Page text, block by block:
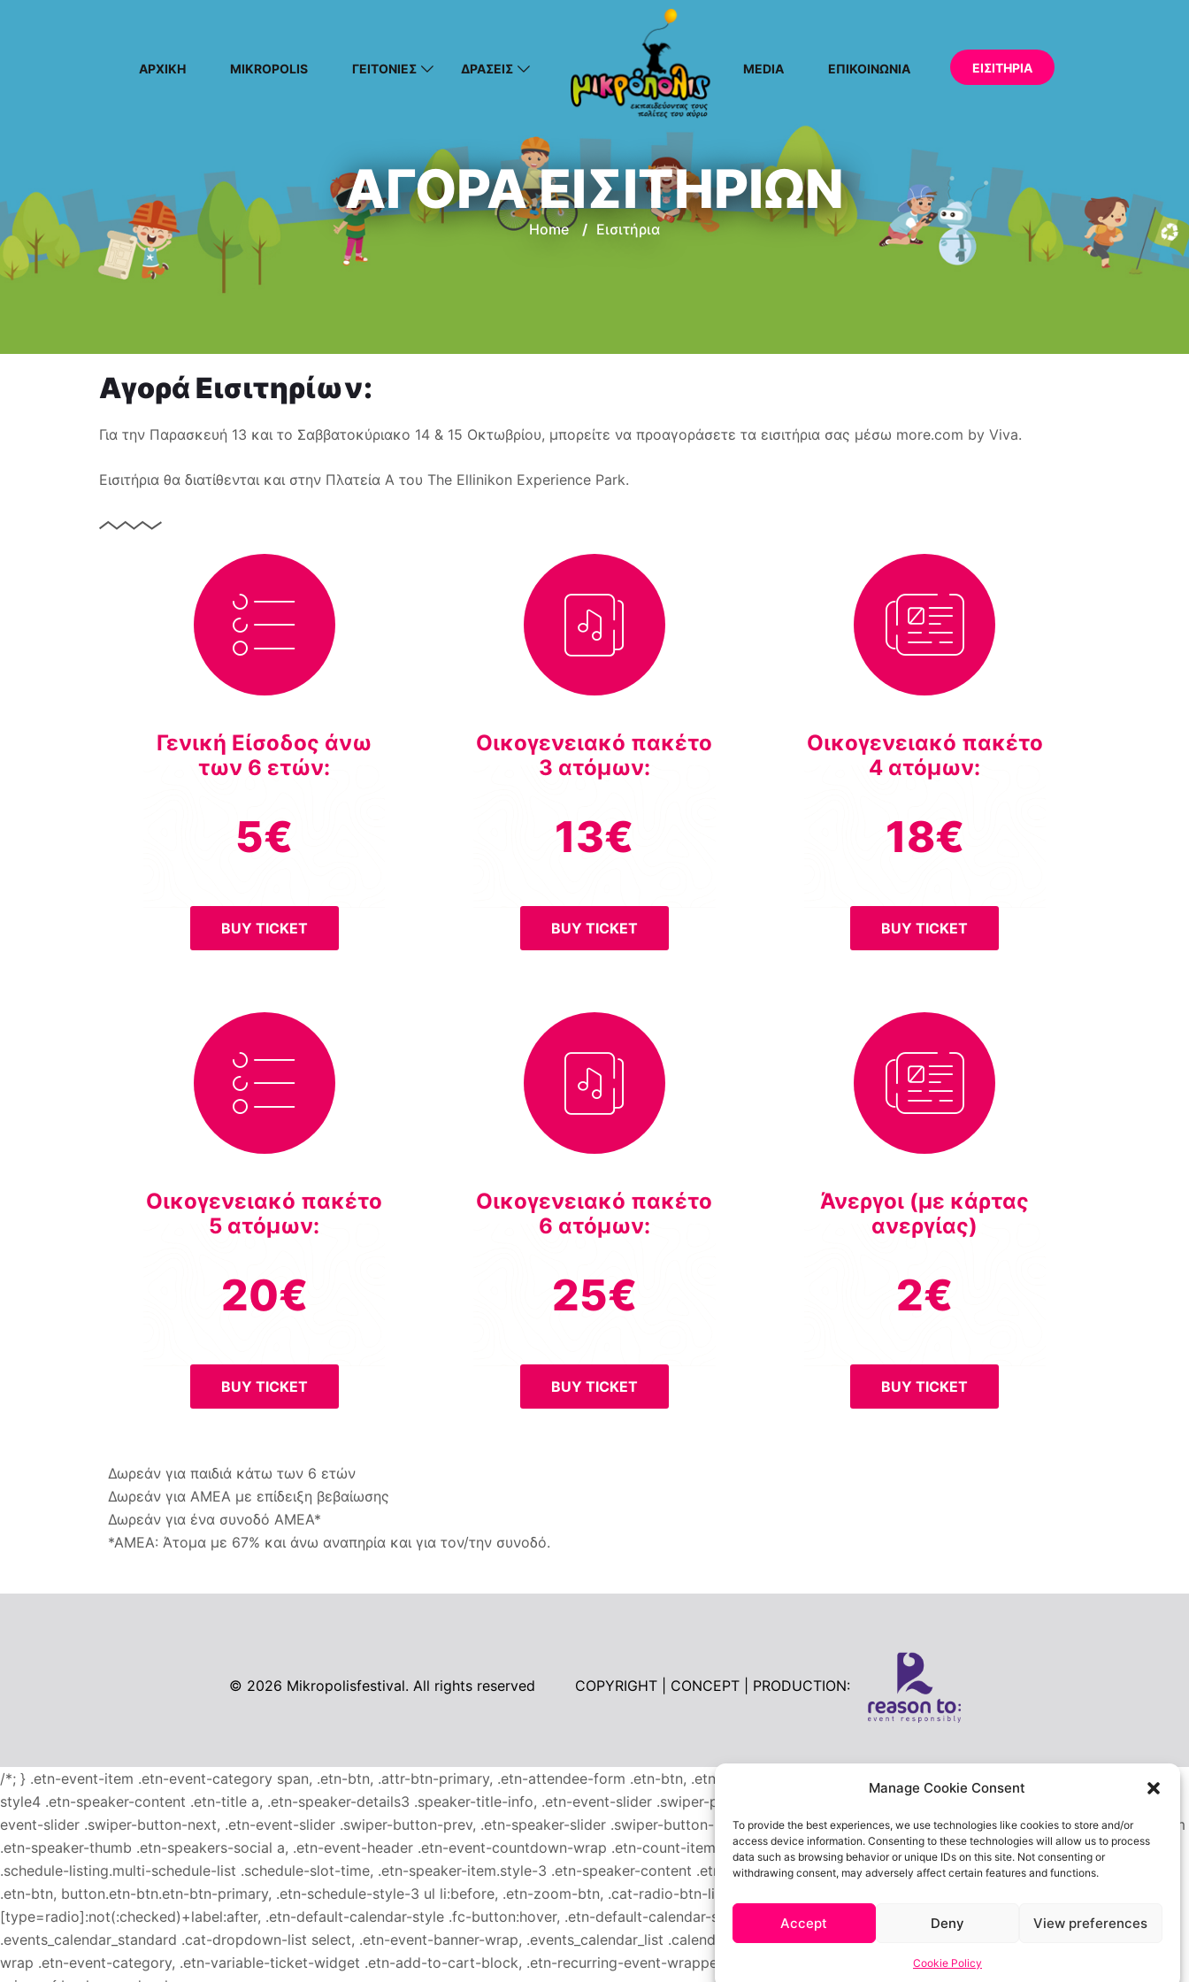
Manage Cookie Consent
To provide the best experiences, we use technologies like cookies to store and/or
access device information. Consenting to these technologies will allow us to process
data such as browsing behavior or unique IDs on this site. Not consenting or
withdrawing consent, may adversely affect certain features and functions.
Accept Deny View preferences
Cookie Policy
ΑΡΧΙΚΗ MIKROPOLIS ΓΕΙΤΟΝΙΕΣ ΔΡΑΣΕΙΣ MEDIA ΕΠΙΚΟΙΝΩΝΙΑ ΕΙΣΙΤΗΡΙΑ
ΑΓΟΡΑ ΕΙΣΙΤΗΡΙΩΝ
Home / Εισιτήρια
Αγορά Εισιτηρίων:
Για την Παρασκευή 13 και το Σαββατοκύριακο 14 & 15 Οκτωβρίου, μπορείτε να προαγοράσετε τα εισιτήρια σας μέσω more.com by Viva.
Εισιτήρια θα διατίθενται και στην Πλατεία Α του Τhe Ellinikon Experience Park.
Γενική Είσοδος άνω
των 6 ετών:
5€
BUY TICKET
Οικογενειακό πακέτο
3 ατόμων:
13€
BUY TICKET
Οικογενειακό πακέτο
4 ατόμων:
18€
BUY TICKET
Οικογενειακό πακέτο
5 ατόμων:
20€
BUY TICKET
Οικογενειακό πακέτο
6 ατόμων:
25€
BUY TICKET
Άνεργοι (με κάρτας
ανεργίας)
2€
BUY TICKET
Δωρεάν για παιδιά κάτω των 6 ετών
Δωρεάν για ΑΜΕΑ με επίδειξη βεβαίωσης
Δωρεάν για ένα συνοδό ΑΜΕΑ*
*ΑΜΕΑ: Άτομα με 67% και άνω αναπηρία και για τον/την συνοδό.
© 2026 Mikropolisfestival. All rights reserved COPYRIGHT | CONCEPT | PRODUCTION:
/*; } .etn-event-item .etn-event-category span, .etn-btn, .attr-btn-primary, .etn-attendee-form .etn-btn, .etn-ticket-widget .etn-btn, .schedule-list-1 .schedule-header, .speaker-
style4 .etn-speaker-content .etn-title a, .etn-speaker-details3 .speaker-title-info, .etn-event-slider .swiper-pagination-bullet, .etn-speaker-slider .swiper-pagination-bullet, .etn-
event-slider .swiper-button-next, .etn-event-slider .swiper-button-prev, .etn-speaker-slider .swiper-button-next, .etn-speaker-slider .swiper-button-prev, .etn-single-speaker-item
.etn-speaker-thumb .etn-speakers-social a, .etn-event-header .etn-event-countdown-wrap .etn-count-item, .schedule-tab-1 .etn-nav li a.etn-active, .schedule-list-wrapper
.schedule-listing.multi-schedule-list .schedule-slot-time, .etn-speaker-item.style-3 .etn-speaker-content .etn-speakers-social a, .event-tab-wrapper ul li a.etn-tab-a.etn-active,
.etn-btn, button.etn-btn.etn-btn-primary, .etn-schedule-style-3 ul li:before, .etn-zoom-btn, .cat-radio-btn-list [type=radio]:checked+label:after, .cat-radio-btn-list
[type=radio]:not(:checked)+label:after, .etn-default-calendar-style .fc-button:hover, .etn-default-calendar-style .fc-state-highlight, .etn-calender-list a:hover,
.events_calendar_standard .cat-dropdown-list select, .etn-event-banner-wrap, .events_calendar_list .calendar-event-details .calendar-event-content .calendar-event-category-
wrap .etn-event-category, .etn-variable-ticket-widget .etn-add-to-cart-block, .etn-recurring-event-wrapper #seeMore, .more-event-tag, .etn-settings-dashboard .button-